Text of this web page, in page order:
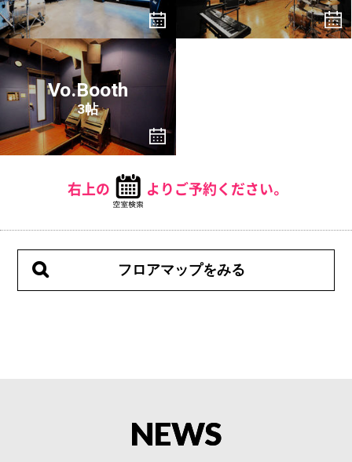
Vo.Booth
3帖
右上の よりご予約ください。
フロアマップをみる
NEWS